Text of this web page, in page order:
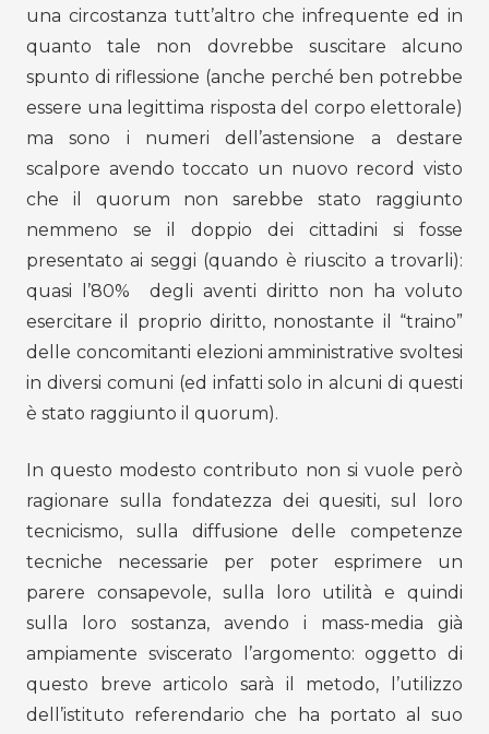
una circostanza tutt’altro che infrequente ed in
quanto tale non dovrebbe suscitare alcuno
spunto di riflessione (anche perché ben potrebbe
essere una legittima risposta del corpo elettorale)
ma sono i numeri dell’astensione a destare
scalpore avendo toccato un nuovo record visto
che il quorum non sarebbe stato raggiunto
nemmeno se il doppio dei cittadini si fosse
presentato ai seggi (quando è riuscito a trovarli):
quasi l’80% degli aventi diritto non ha voluto
esercitare il proprio diritto, nonostante il “traino”
delle concomitanti elezioni amministrative svoltesi
in diversi comuni (ed infatti solo in alcuni di questi
è stato raggiunto il quorum).
In questo modesto contributo non si vuole però
ragionare sulla fondatezza dei quesiti, sul loro
tecnicismo, sulla diffusione delle competenze
tecniche necessarie per poter esprimere un
parere consapevole, sulla loro utilità e quindi
sulla loro sostanza, avendo i mass-media già
ampiamente sviscerato l’argomento: oggetto di
questo breve articolo sarà il metodo, l’utilizzo
dell’istituto referendario che ha portato al suo